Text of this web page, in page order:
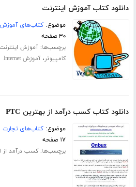
دانلود کتاب آموزش اینترنت
موضوع:کتاب‌های آموزش
۳۰ صفحه
برچسب‌ها:آموزش اینترنت
کامپیوتر،آموزش Internet
دانلود کتاب کسب درآمد از بهترین PTC
موضوع:کتاب‌های تجارت
۱۷ صفحه
برچسب‌ها:کسب درآمد از